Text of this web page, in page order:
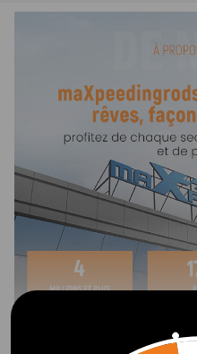
Remaque
L'outil Deep Impact Socket
bricolage.
Ensemble de qualité
Fabriqué en acier au chrome
une finition d'oxyde noir
Travaillez plus rapidement et
inutiles avec cette trousse d'outils.
Remarque
-Couleur de la boîte: La